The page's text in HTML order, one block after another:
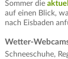
Sommer die
auf einen Blick,
nach Eisbaden
Wetter-
Schneeschuhe,